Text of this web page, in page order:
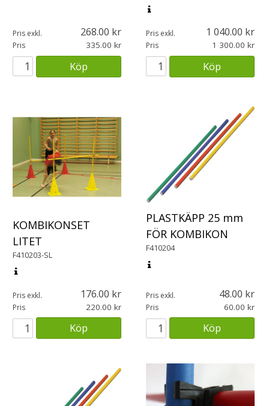
Pris exkl. 268.00
Pris 335.00
Köp
Pris exkl. 1 040.00
Pris 1 300.00
Köp
KOMBIKONSET
LITET
F410203-SL
Pris exkl. 176.00
Pris 220.00
Köp
PLASTKÄPP 25 mm
FÖR KOMBIKON
F410204
Pris exkl. 48.00
Pris 60.00
Köp